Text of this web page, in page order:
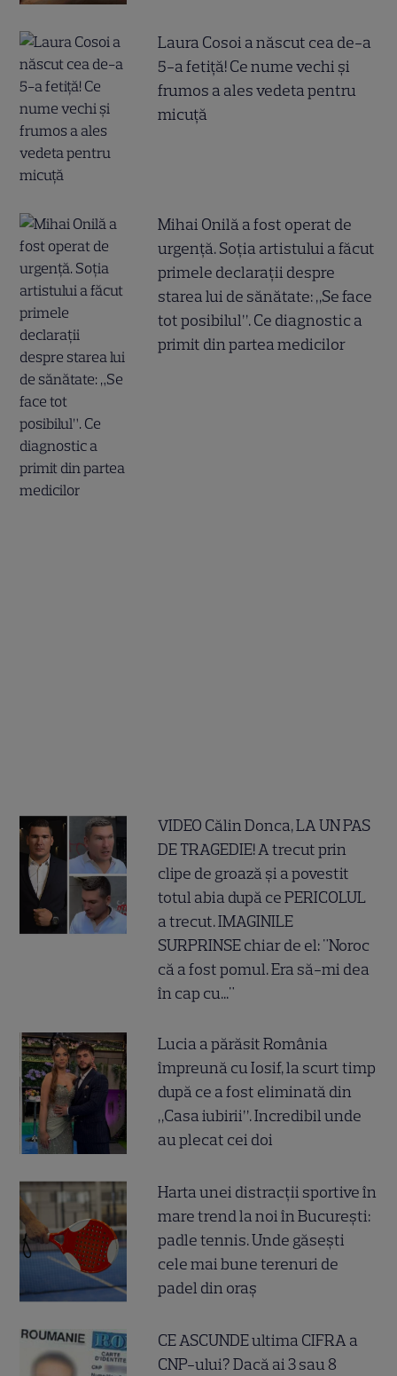
Laura Cosoi a născut cea de-a
5-a fetiță! Ce nume vechi și
frumos a ales vedeta pentru
micuță
Mihai Onilă a fost operat de
urgență. Soția artistului a făcut
primele declarații despre
starea lui de sănătate: „Se face
tot posibilul”. Ce diagnostic a
primit din partea medicilor
VIDEO Călin Donca, LA UN PAS
DE TRAGEDIE! A trecut prin
clipe de groază și a povestit
totul abia după ce PERICOLUL
a trecut. IMAGINILE
SURPRINSE chiar de el: "Noroc
că a fost pomul. Era să-mi dea
în cap cu..."
Lucia a părăsit România
împreună cu Iosif, la scurt timp
după ce a fost eliminată din
„Casa iubirii”. Incredibil unde
au plecat cei doi
Harta unei distracții sportive în
mare trend la noi în București:
padle tennis. Unde găsești
cele mai bune terenuri de
padel din oraș
CE ASCUNDE ultima CIFRA a
CNP-ului? Dacă ai 3 sau 8